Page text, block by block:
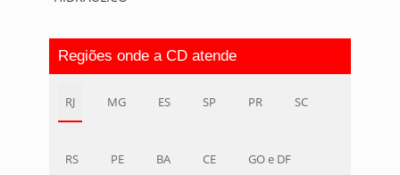
Regiões onde a CD atende
RJ MG ES SP PR SC
RS PE BA CE GO e DF